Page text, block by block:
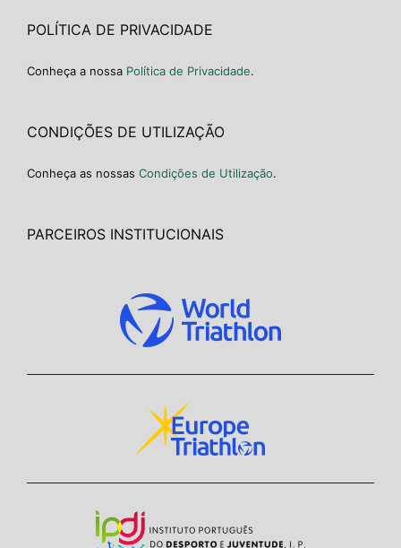
POLÍTICA DE PRIVACIDADE
Conheça a nossa Política de Privacidade.
CONDIÇÕES DE UTILIZAÇÃO
Conheça as nossas Condições de Utilização.
PARCEIROS INSTITUCIONAIS